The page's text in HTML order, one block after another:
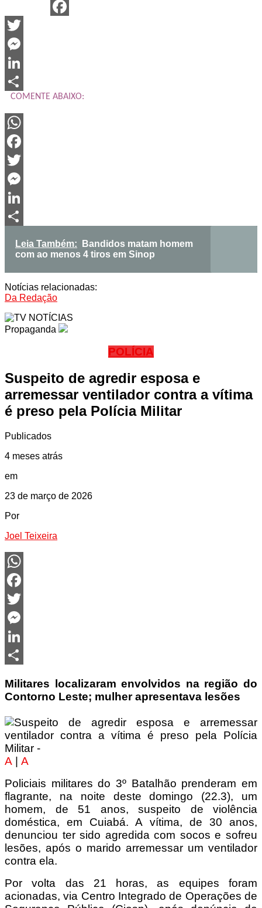
WhatsApp
Facebook
Twitter
Messenger
LinkedIn
Share
COMENTE ABAIXO:
WhatsApp
Facebook
Twitter
Messenger
LinkedIn
Leia Também:
Bandidos matam homem
com ao menos 4 tiros em Sinop
Notícias relacionadas:
Da Redação
Propaganda
POLÍCIA
Suspeito de agredir esposa e
arremessar ventilador contra a vítima
é preso pela Polícia Militar
Publicados
4 meses atrás
em
23 de março de 2026
Por
Joel Teixeira
WhatsApp
Facebook
Twitter
Messenger
LinkedIn
Militares localizaram envolvidos na região do
Contorno Leste; mulher apresentava lesões
A
A
Policiais militares do 3º Batalhão prenderam em
flagrante, na noite deste domingo (22.3), um
homem, de 51 anos, suspeito de violência
doméstica, em Cuiabá. A vítima, de 30 anos,
denunciou ter sido agredida com socos e sofreu
lesões, após o marido arremessar um ventilador
contra ela.
Por volta das 21 horas, as equipes foram
acionadas, via Centro Integrado de Operações de